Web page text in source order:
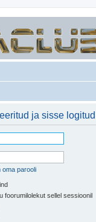
ja sisse
oma parooli
foorumilolekut sellel sessioonil